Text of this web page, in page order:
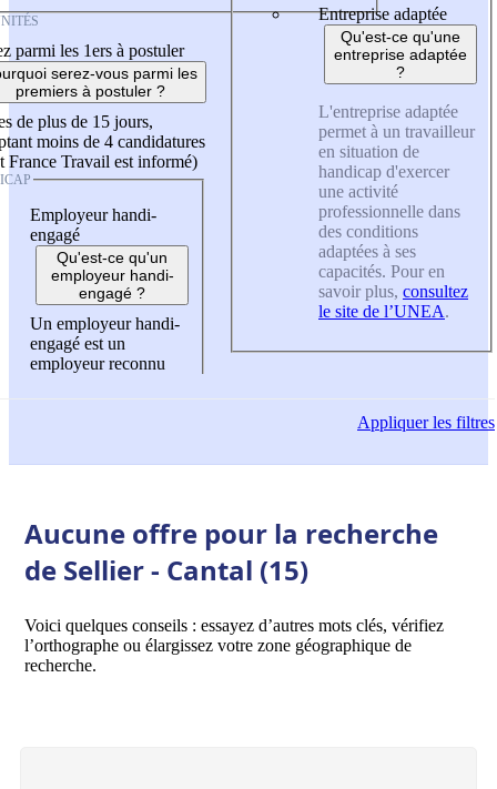
parmi les 1ers à postuler
serez-vous parmi les
premiers à postuler ?
de plus de 15 jours,
moins de 4 candidatures
France Travail est informé)
Employeur handi-
engagé
Qu'est-ce qu'un
employeur handi-
engagé ?
Un employeur handi-
engagé est un
employeur reconnu
Entreprise adaptée
Qu'est-ce qu'une
entreprise adaptée
?
L'entreprise adaptée
permet à un travailleur
en situation de
handicap d'exercer
une activité
professionnelle dans
des conditions
adaptées à ses
capacités. Pour en
savoir plus, consultez
le site de l’UNEA.
Appliquerles filtres
Aucune offre pour la recherche
de Sellier - Cantal (15)
Voici quelques conseils : essayez d’autres mots clés, vérifiez
l’orthographe ou élargissez votre zone géographique de
recherche.